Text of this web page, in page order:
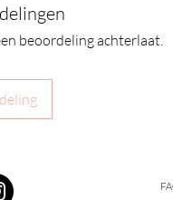
beoordeling achterlaat.